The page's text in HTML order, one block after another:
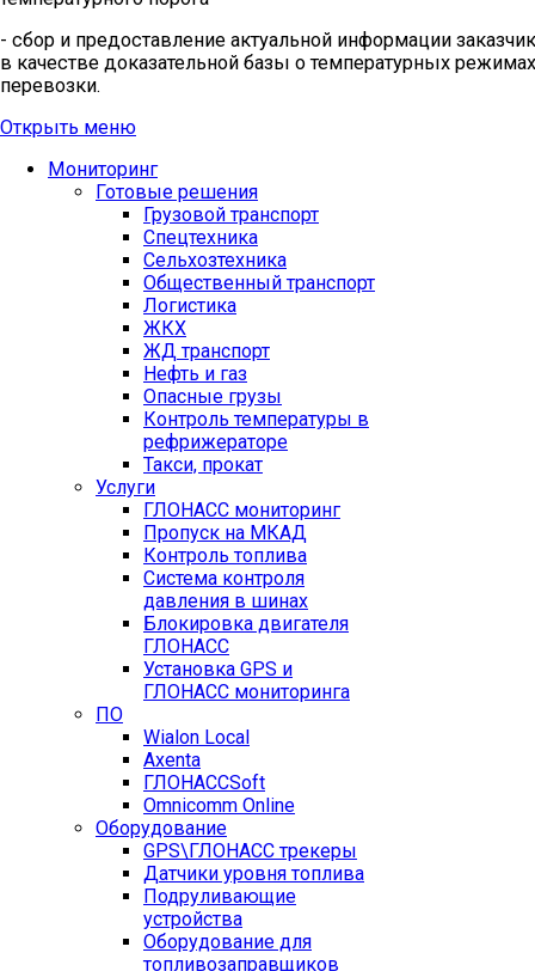
- сбор и предоставление актуальной информации
в качестве доказательной базы о температурных
перевозки.
Открыть меню
Мониторинг
Готовые решения
Грузовой транспорт
Спецтехника
Сельхозтехника
Общественный транспорт
Логистика
ЖКХ
ЖД транспорт
Нефть и газ
Опасные грузы
Контроль температуры в
рефрижераторе
Такси, прокат
Услуги
ГЛОНАСС мониторинг
Пропуск на МКАД
Контроль топлива
Система контроля
давления в шинах
Блокировка двигателя
ГЛОНАСС
Установка GPS и
ГЛОНАСС мониторинга
ПО
Wialon Local
Axenta
ГЛОНАССSoft
Оmnicomm Оnline
Оборудование
GPS\ГЛОНАСС трекеры
Датчики уровня топлива
Подруливающие
устройства
Оборудование для
топливозаправщиков